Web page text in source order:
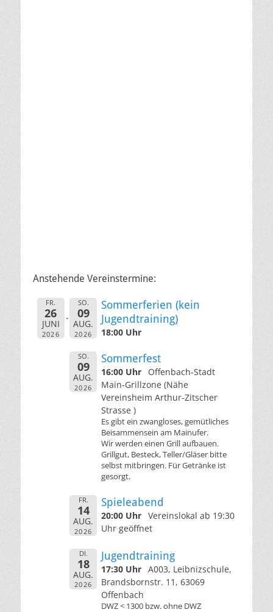
Anstehende Vereinstermine:
FR.
26
JUNI
2026
SO.
09
AUG.
2026
Sommerferien (kein
Jugendtraining)
18:00 Uhr
SO.
09
AUG.
2026
Sommerfest
16:00 Uhr
Offenbach-Stadt
Main-Grillzone (Nähe
Vereinsheim Arthur-Zitscher
Strasse )
Es gibt ein zwangloses, gemütliches
Beisammensein am Mainufer.
Wir werden einen Grill aufbauen.
Grillgut, Besteck, Teller/Gläser bitte
selbst mitbringen. Für Getränke ist
gesorgt.
FR.
14
AUG.
2026
Spieleabend
20:00 Uhr Vereinslokal ab 19:30
Uhr geöffnet
DI.
18
AUG.
2026
Jugendtraining
17:30 Uhr A003, Leibnizschule,
Brandsbornstr. 11, 63069
Offenbach
DWZ < 1300 bzw. ohne DWZ